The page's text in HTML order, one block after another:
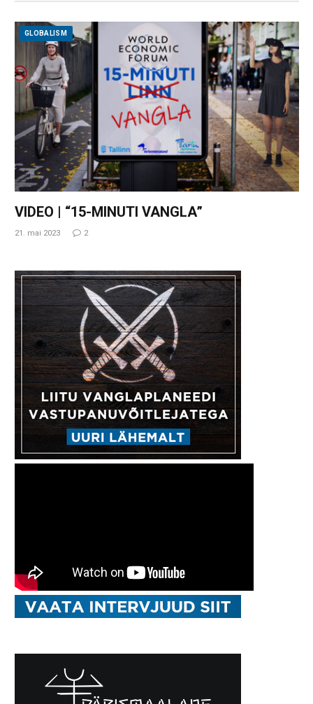
GLOBALISM
VIDEO | “15-MINUTI VANGLA”
21. mai 2023 2